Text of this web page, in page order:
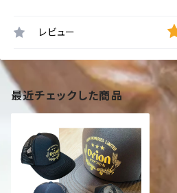
レビュー
最近チェックした商品